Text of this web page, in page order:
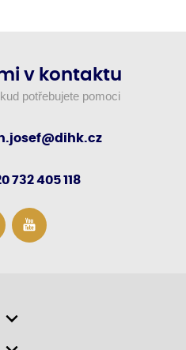
v kontaktu
potřebujete pomoci
732 405 118